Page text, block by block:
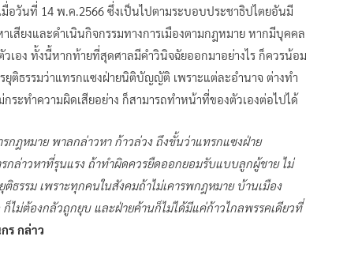
อวันที่ 14 พ.ค.2566 ซึ่งเป็นไปตามระบอบประชาธิปไตยอันมี
สียงและดำเนินกิจกรรมทางการเมืองตามกฎหมาย หากมีบุคคล
เอง ทั้งนี้หากท้ายที่สุดศาลมีคำวินิจฉัยออกมาอย่างไร ก็ควรน้อม
ติธรรมว่าแทรกแซงฝ่ายนิติบัญญัติ เพราะแต่ละอำนาจ ต่างทำ
ะทำความผิดเสียอย่าง ก็สามารถทำหน้าที่ของตัวเองต่อไปได้
ฎหมาย พาลกล่าวหา ก้าวล่วง ถึงขั้นว่าแทรกแซงฝ่าย
ล่าวหาที่รุนแรง ถ้าทำผิดควรยืดออกยอมรับแบบลูกผู้ชาย ไม่
รรม เพราะทุกคนในสังคมถ้าไม่เคารพกฎหมาย บ้านเมือง
ไม่ต้องกลัวถูกยุบ และฝ่ายค้านก็ไม่ได้มีแค่ก้าวไกลพรรคเดียวที่
ร กล่าว